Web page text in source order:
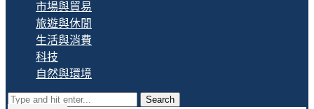
市場與貿易
旅遊與休閒
生活與消費
科技
自然與環境
Search